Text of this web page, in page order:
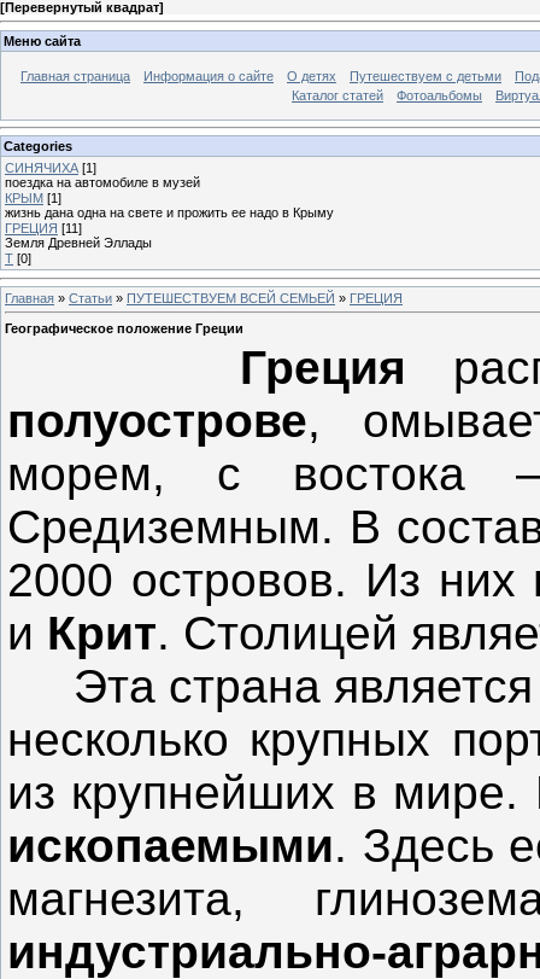
[Перевернутый квадрат]
Меню сайта
Главная страница Информация о сайте О детях Путешествуем с детьми
Каталог статей
Фотоальбомы
Categories
СИНЯЧИХА [1]
поездка на автомобиле в музей
КРЫМ [1]
жизнь дана одна на свете и прожить ее надо в Крыму
ГРЕЦИЯ [11]
Земля Древней Эллады
Т [0]
Главная » Статьи » ПУТЕШЕСТВУЕМ ВСЕЙ СЕМЬЕЙ » ГРЕЦИЯ
Географическое положение Греции
Греция
полуострове,
морем, с
Средиземным. В
2000 островов. Из
и Крит. Столицей
Эта страна
несколько крупных
из крупнейших в мире.
ископаемыми. Здесь
магнезита,
индустриально-